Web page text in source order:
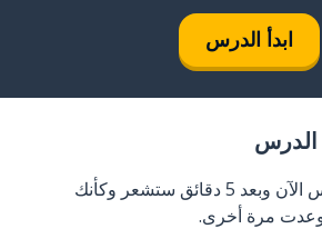
ابدأ الدرس
الدرس
انغمس في هذا الدرس الآن وبعد 5 دقائق ستشعر وكأنك
مرة أخرى.